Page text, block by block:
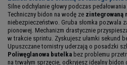
Silne odchylanie głowy podczas
Techniczny bidon na wodę ze zintegrowaną
niebezpieczeństwo. Gruba słomka pozwala
pionowej. Mechanizm drastycznie
w trakcie sprintu. Zyskujesz ułamki sekund
Upuszczane tornistry uderzają o posadzki
Poliwęglanowa butelka bez problemu
na trwałym sprzęcie, odkryjesz idealny bidon